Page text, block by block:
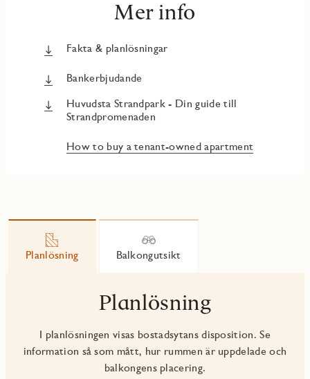
Mer info
Fakta & planlösningar
Bankerbjudande
Huvudsta Strandpark - Din guide till
Strandpromenaden
How to buy a tenant-owned apartment
Planlösning Balkongutsikt
Planlösning
I planlösningen visas bostadsytans disposition. Se
information så som mått, hur rummen är uppdelade och
balkongens placering.